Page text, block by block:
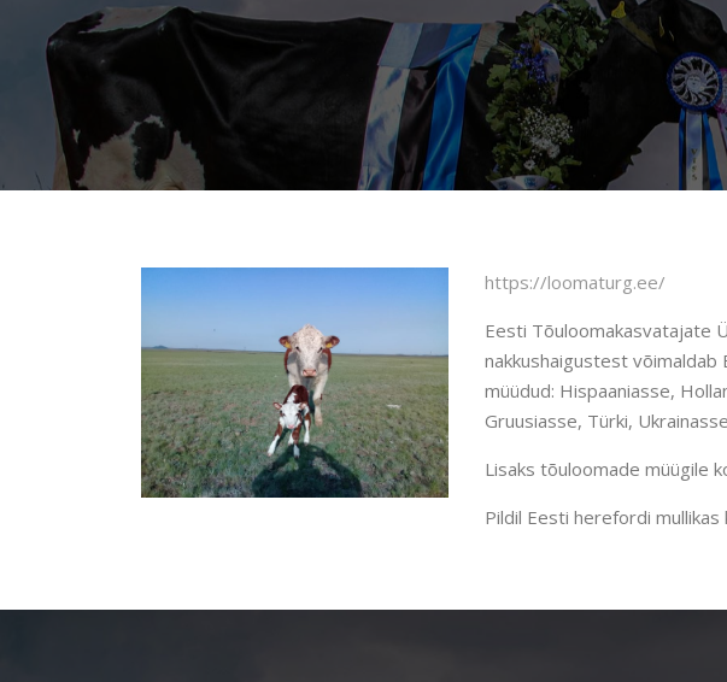
https://loomaturg.ee/
Eesti Tõuloomakasvatajate
nakkushaigustest
müüdud: Hispaaniasse,
Gruusiasse, Türki,
Lisaks tõuloomade müügile
Pildil Eesti herefordi